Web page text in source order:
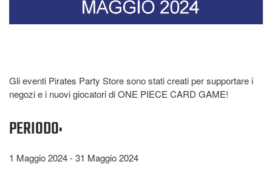
Gli eventi Pirates Party Store sono stati creati per supportare i
negozi e i nuovi giocatori di ONE PIECE CARD GAME!
PERIODO:
1 Maggio 2024 - 31 Maggio 2024